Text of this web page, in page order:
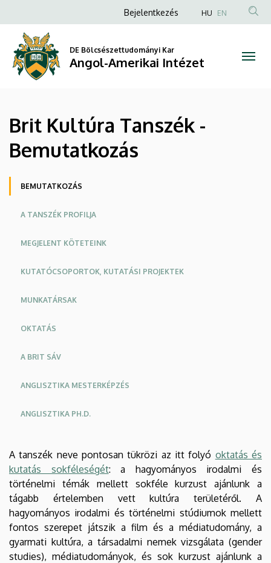
Kultúra
Tanszék
Bemutatkozás
Angol-
Amerikai
Intézet
a
tartalomra
Anonim
fiók
menüje
Bejelentkezés HU EN
DE Bölcsészettudományi Kar
Angol-Amerikai Intézet
Brit Kultúra Tanszék -
Bemutatkozás
Oldalmenü
BEMUTATKOZÁS
A TANSZÉK PROFILJA
MEGJELENT KÖTETEINK
KUTATÓCSOPORTOK, KUTATÁSI PROJEKTEK
MUNKATÁRSAK
OKTATÁS
A BRIT SÁV
ANGLISZTIKA MESTERKÉPZÉS
ANGLISZTIKA PH.D.
A tanszék neve pontosan tükrözi az itt folyó oktatás és
kutatás sokféleségét: a hagyományos irodalmi és
történelmi témák mellett sokféle kurzust ajánlunk a
tágabb értelemben vett kultúra területéről. A
hagyományos irodalmi és történelmi stúdiumok mellett
fontos szerepet játszik a film és a médiatudomány, a
gyarmati kultúra, a társadalmi nemek vizsgálata (gender
studies), médiatudományok, és sok kurzust ajánlunk a